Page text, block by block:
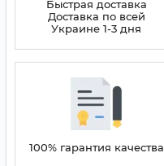
Быстрая доставка
Доставка по всей
Украине 1-3 дня
100% гарантия качества